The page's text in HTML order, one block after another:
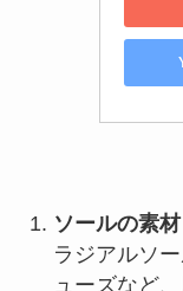
ソールの素
ラジアルソ
ューズなど